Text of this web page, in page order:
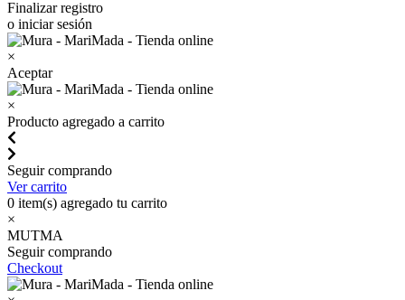
Finalizar registro
o iniciar sesión
×
Aceptar
×
Producto agregado a carrito
Seguir comprando
Ver carrito
0 item(s) agregado tu carrito
×
MUTMA
Seguir comprando
Checkout